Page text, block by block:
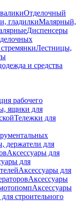
Отделочный
гладилкиМалярный,
Диспенсеры
Лестницы,
и средства
рабочего
ящики для
Тележки для
держатели для
Аксессуары для
для
Аксессуары для
Аксессуары
Аксессуары
строительного